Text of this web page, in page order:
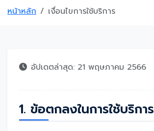
หน้าหลัก เงื่อนไขการใช้บริการ
อัปเดตล่าสุด: 21 พฤษภาคม 2566
1. ข้อตกลงในการใช้บริการ